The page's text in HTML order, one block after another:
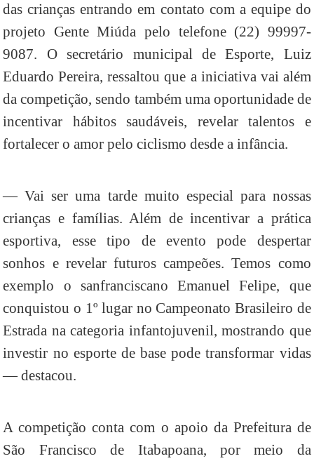
das crianças entrando em contato com a equipe do
projeto Gente Miúda pelo telefone (22) 99997-
9087. O secretário municipal de Esporte, Luiz
Eduardo Pereira, ressaltou que a iniciativa vai além
da competição, sendo também uma oportunidade de
incentivar hábitos saudáveis, revelar talentos e
fortalecer o amor pelo ciclismo desde a infância.
— Vai ser uma tarde muito especial para nossas
crianças e famílias. Além de incentivar a prática
esportiva, esse tipo de evento pode despertar
sonhos e revelar futuros campeões. Temos como
exemplo o sanfranciscano Emanuel Felipe, que
conquistou o 1º lugar no Campeonato Brasileiro de
Estrada na categoria infantojuvenil, mostrando que
investir no esporte de base pode transformar vidas
— destacou.
A competição conta com o apoio da Prefeitura de
São Francisco de Itabapoana, por meio da